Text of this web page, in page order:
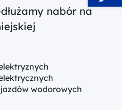
nabór na
wodorowych